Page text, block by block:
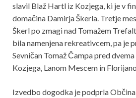
slavil Blaž Hartl iz Kozjega, ki je v
domačina Damirja Škerla. Tretje
Škerl po zmagi nad Tomažem
bila namenjena rekreativcem, pa je
Sevničan Tomaž Čampa pred
Kozjega, Lanom Mescem in
Izvedbo dogodka je podprla